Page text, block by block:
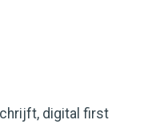
digital first